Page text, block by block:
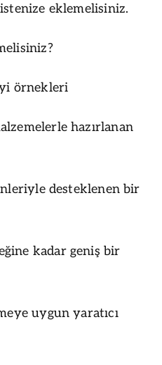
eklemelisiniz.
örnekleri
hazırlanan
desteklenen bir
kadar geniş bir
uygun yaratıcı